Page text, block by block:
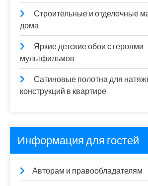
Строительные и отделочные
дома
Яркие детские обои с героями
мультфильмов
Сатиновые полотна для
конструкций в квартире
Информация для гостей
Авторам и правообладателям